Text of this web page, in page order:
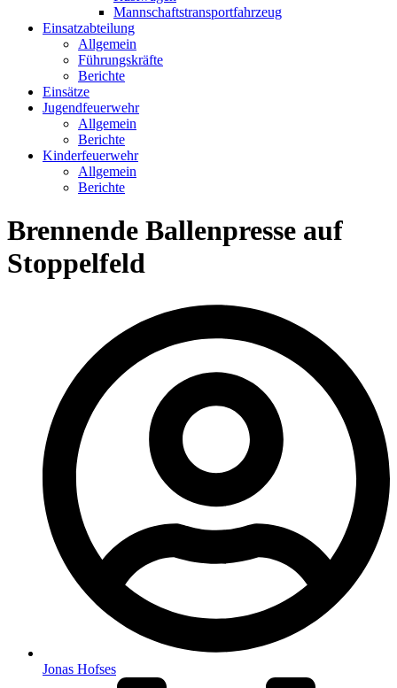
Mannschafts­transportfahrzeug
Einsatz­abteilung
Allgemein
Führungs­kräfte
Berichte
Einsätze
Jugend­feuerwehr
Allgemein
Berichte
Kinder­feuerwehr
Allgemein
Berichte
Brennende Ballenpresse auf
Stoppelfeld
Jonas Hofses